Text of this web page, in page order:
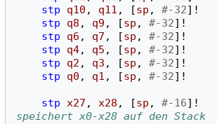
stp
q10 , q11 , [sp , #-32]!
stp
q8 , q9 , [sp , #-32]!
stp
q6 , q7 , [sp , #-32]!
stp
q4, q5 , [sp , #-32]!
stp
q2 , q3 , [sp , #-32]!
stp
q0 , q1 , [sp , #-32]!
stp x27 , x28 , [sp , #-16]!
speichert x0-x28 auf den Stack